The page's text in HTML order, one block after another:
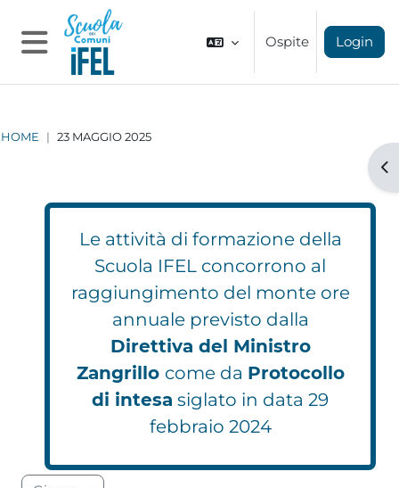
Vai al contenuto principale
Pannello laterale
Ospite Login
HOME 23 MAGGIO 2025
Le attività di formazione della
Scuola IFEL concorrono al
raggiungimento del monte ore
annuale previsto dalla
Direttiva del Ministro
Zangrillo come da Protocollo
di intesa siglato in data 29
febbraio 2024
Blocchi
Blocchi
Blocchi
Blocchi
Blocchi
Blocchi
Blocchi
Blocchi
Blocchi
Blocchi
Blocchi
Blocchi
Blocchi
Blocchi
Blocchi
Blocchi
Blocchi
Blocchi